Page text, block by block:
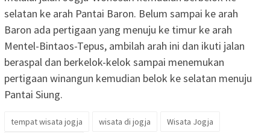
selatan ke arah Pantai Baron. Belum sampai ke arah
Baron ada pertigaan yang menuju ke timur ke arah
Mentel-Bintaos-Tepus, ambilah arah ini dan ikuti jalan
beraspal dan berkelok-kelok sampai menemukan
pertigaan winangun kemudian belok ke selatan menuju
Pantai Siung.
tempat wisata jogja wisata di jogja
Wisata Jogja